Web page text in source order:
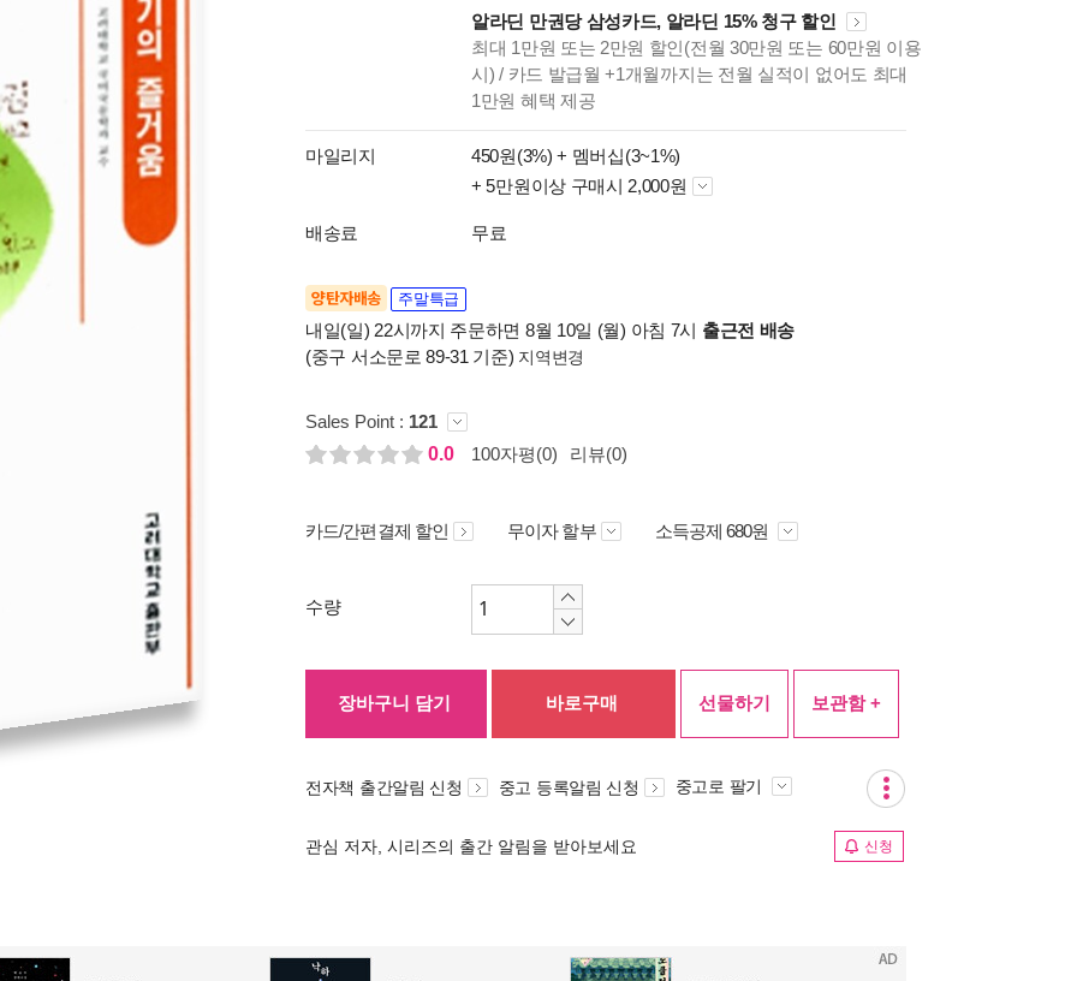
알라딘 만권당 삼성카드, 알라딘 15% 청구 할인
최대 1만원 또는 2만원 할인(전월 30만원 또는 60만원 이용
시) / 카드 발급월 +1개월까지는 전월 실적이 없어도 최대
1만원 혜택 제공
마일리지 450원(3%) + 멤버십(3~1%)
+ 5만원이상 구매시 2,000원
배송료 무료
양탄자배송 주말특급
내일(일) 22시까지 주문하면 8월 10일 (월) 아침 7시 출근전 배송
(중구 서소문로 89-31 기준) 지역변경
Sales Point : 121
0.0
100자평(0) 리뷰(0)
카드/간편결제 할인 무이자 할부 소득공제 680원
수량
장바구니 담기 바로구매 선물하기 보관함 +
전자책 출간알림 신청 중고 등록알림 신청 중고로 팔기
관심 저자, 시리즈의 출간 알림을 받아보세요 신청